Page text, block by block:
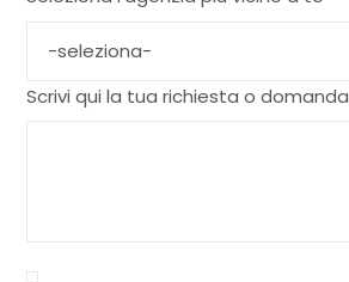
Scrivi qui la tua richiesta o domanda